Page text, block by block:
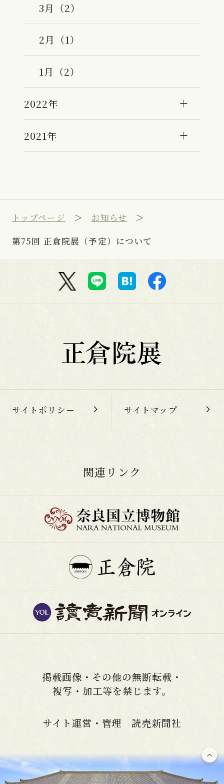
トップページ
お知らせ
第75回 正倉院展（予定）について
3月（2）
2月（1）
1月（2）
2022年
2021年
サイトポリシー サイトマップ
関連リンク
掲載画像・その他の無断転載・
複写・加工等を禁じます。
サイト運営・管理 読売新聞社